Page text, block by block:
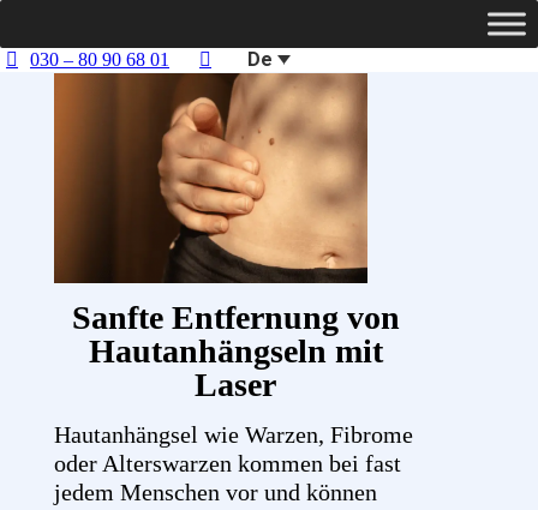
030 – 80 90 68 01 De
Sanfte Entfernung von
Hautanhängseln mit
Laser
Hautanhängsel wie Warzen, Fibrome
oder Alterswarzen kommen bei fast
jedem Menschen vor und können